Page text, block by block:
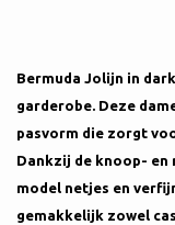
Bermuda Jolijn in
garderobe. Deze
pasvorm die zorgt
Dankzij de knoop-
model netjes en
gemakkelijk zowel